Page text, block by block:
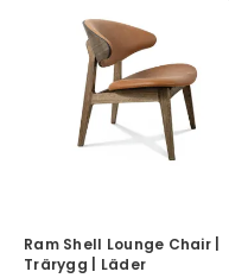
Ram Shell Lounge Chair |
Trärygg | Läder